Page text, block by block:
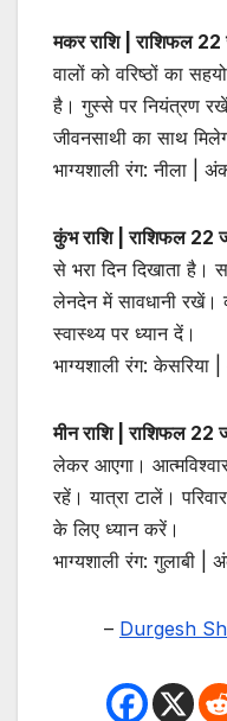
मकर राशि | राशिफल
वालों को वरिष्ठों का
है। गुस्से पर नियंत्रण
जीवनसाथी का साथ
भाग्यशाली रंग: नीला |
कुंभ राशि | राशिफल 22
से भरा दिन दिखाता है।
लेनदेन में सावधानी रखें।
स्वास्थ्य पर ध्यान दें।
भाग्यशाली रंग: केसरिया
मीन राशि | राशिफल
लेकर आएगा।
रहें। यात्रा टालें।
के लिए ध्यान करें।
भाग्यशाली रंग: गुलाबी |
– Durgesh